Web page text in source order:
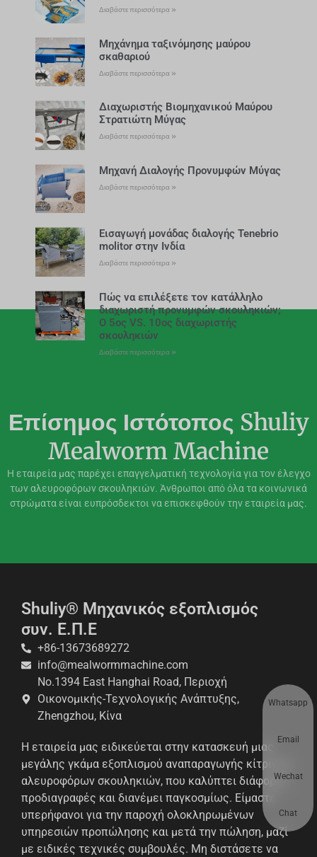
Διαβάστε περισσότερα »
Μηχάνημα ταξινόμησης μαύρου
σκαθαριού
Διαβάστε περισσότερα »
Διαχωριστής Βιομηχανικού Μαύρου
Στρατιώτη Μύγας
Διαβάστε περισσότερα »
Μηχανή Διαλογής Προνυμφών Μύγας
Διαβάστε περισσότερα »
Εισαγωγή μονάδας διαλογής Tenebrio
molitor στην Ινδία
Διαβάστε περισσότερα »
Πώς να επιλέξετε τον κατάλληλο
διαχωριστή προνυμφών σκουληκιών;
Ο 5ος VS. 10ος διαχωριστής
σκουληκιών
Διαβάστε περισσότερα »
Επίσημος Ιστότοπος Shuliy
Mealworm Machine
Η εταιρεία μας παρέχει επαγγελματική τεχνολογία για τον έλεγχο
των αλευροφόρων σκουληκιών. Άνθρωποι από όλα τα κοινωνικά
στρώματα είναι ευπρόσδεκτοι να επισκεφθούν την εταιρεία μας.
Shuliy® Μηχανικός εξοπλισμός
συν. Ε.Π.Ε
+86-13673689272
info@mealwormmachine.com
No.1394 East Hanghai Road, Περιοχή
Οικονομικής-Τεχνολογικής Ανάπτυξης,
Zhengzhou, Κίνα
Η εταιρεία μας ειδικεύεται στην κατασκευή μιας
μεγάλης γκάμα εξοπλισμού αναπαραγωγής κίτρινων
αλευροφόρων σκουληκιών, που καλύπτει διάφορες
προδιαγραφές και διανέμει παγκοσμίως. Είμαστε
υπερήφανοι για την παροχή ολοκληρωμένων
υπηρεσιών προπώλησης και μετά την πώληση, μαζί
με ειδικές τεχνικές συμβουλές. Μη διστάσετε να
Whatsapp
Email
Wechat
Chat